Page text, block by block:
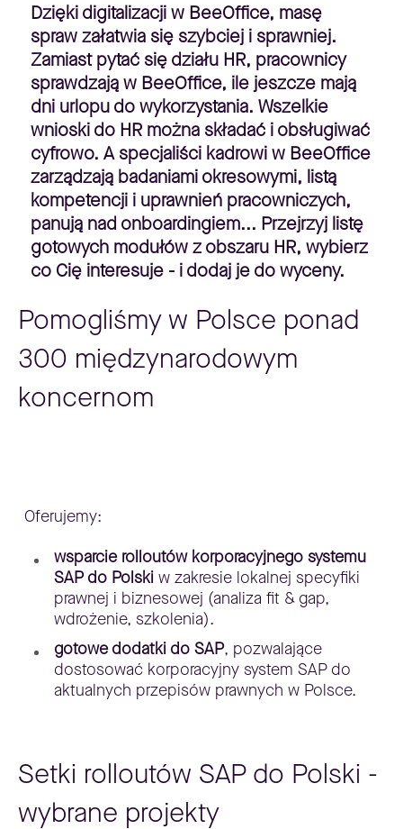
Dzięki digitalizacji w BeeOffice, masę
spraw załatwia się szybciej i sprawniej.
Zamiast pytać się działu HR, pracownicy
sprawdzają w BeeOffice, ile jeszcze mają
dni urlopu do wykorzystania. Wszelkie
wnioski do HR można składać i obsługiwać
cyfrowo. A specjaliści kadrowi w BeeOffice
zarządzają badaniami okresowymi, listą
kompetencji i uprawnień pracowniczych,
panują nad onboardingiem... Przejrzyj listę
gotowych modułów z obszaru HR, wybierz
co Cię interesuje - i dodaj je do wyceny.
Pomogliśmy w Polsce ponad
300 międzynarodowym
koncernom
Oferujemy:
wsparcie rolloutów korporacyjnego systemu
SAP do Polski w zakresie lokalnej specyfiki
prawnej i biznesowej (analiza fit & gap,
wdrożenie, szkolenia).
gotowe dodatki do SAP, pozwalające
dostosować korporacyjny system SAP do
aktualnych przepisów prawnych w Polsce.
Setki rolloutów SAP do Polski -
wybrane projekty